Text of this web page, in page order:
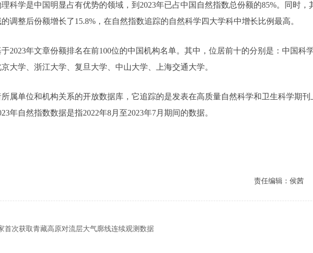
科学是中国明显占有优势的领域，到2023年已占中国自然指数总份额的85%。同时
调整后份额增长了15.8%，在自然指数追踪的自然科学四大学科中增长比例最高。
于2023年文章份额排名在前100位的中国机构名单。其中，位居前十的分别是：中国科
大学、浙江大学、复旦大学、中山大学、上海交通大学。
属单位和机构关系的开放数据库，它追踪的是发表在高质量自然科学和卫生科学期
年自然指数数据是指2022年8月至2023年7月期间的数据。
责任编辑：侯茜
首次获取青藏高原对流层大气廓线连续观测数据